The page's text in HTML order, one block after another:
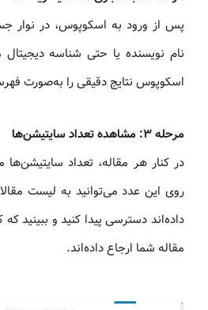
پس از ورود به اسکوپوس، در نوار
نام نویسنده یا حتی شناسه دیجیتال
اسکوپوس نتایج دقیقی را به‌صورت
مرحله ۳: مشاهده تعداد سایتیشن‌ها
در کنار هر مقاله، تعداد
روی این عدد می‌توانید به لیست
داده‌اند دسترسی پیدا کنید و ببینید
مقاله شما ارجاع داده‌اند.